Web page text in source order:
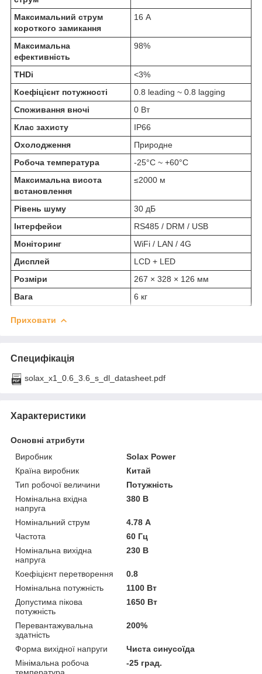
Максимальний струм
короткого замикання
16 А
Максимальна
ефективність
98%
THDi
<3%
Коефіцієнт потужності
0.8 leading ~ 0.8 lagging
Споживання вночі
0 Вт
Клас захисту
IP66
Охолодження
Природне
Робоча температура
-25°C ~ +60°C
Максимальна висота
встановлення
≤2000 м
Рівень шуму
30 дБ
Інтерфейси
RS485 / DRM / USB
Моніторинг
WiFi / LAN / 4G
Дисплей
LCD + LED
Розміри
267 × 328 × 126 мм
Вага
6 кг
Приховати
Специфікація
solax_x1_0.6_3.6_s_dl_datasheet.pdf
Характеристики
Основні атрибути
Виробник
Solax Power
Країна виробник
Китай
Тип робочої величини
Потужність
Номінальна вхідна
напруга
380 В
Номінальний струм
4.78 А
Частота
60 Гц
Номінальна вихідна
напруга
230 В
Коефіцієнт перетворення
0.8
Номінальна потужність
1100 Вт
Допустима пікова
потужність
1650 Вт
Перевантажувальна
здатність
200%
Форма вихідної напруги
Чиста синусоїда
Мінімальна робоча
температура
-25 град.